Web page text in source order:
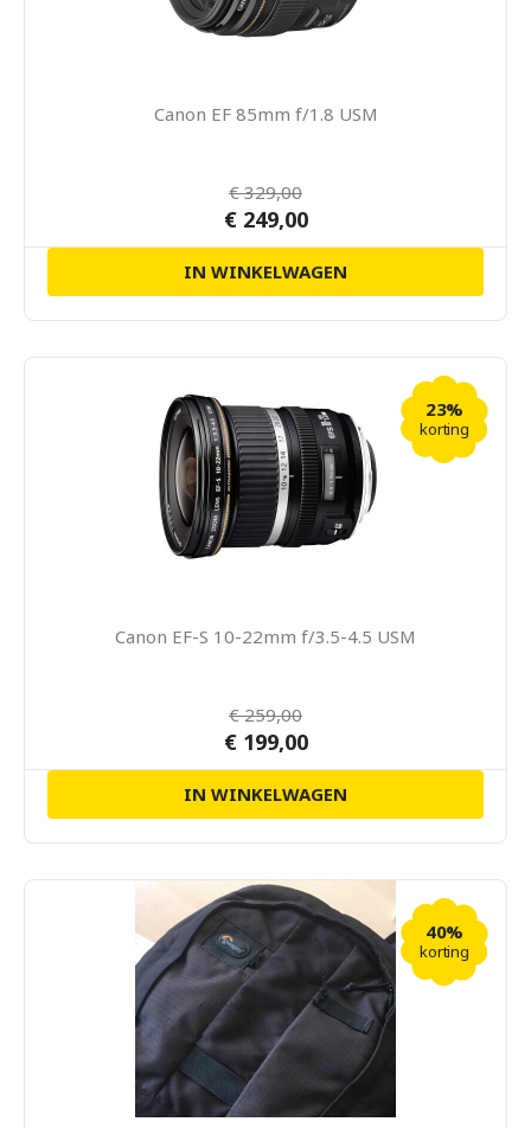
Canon EF 85mm f/1.8 USM
€ 329,00
€ 249,00
IN WINKELWAGEN
23%
korting
Canon EF-S 10-22mm f/3.5-4.5 USM
€ 259,00
€ 199,00
IN WINKELWAGEN
40%
korting